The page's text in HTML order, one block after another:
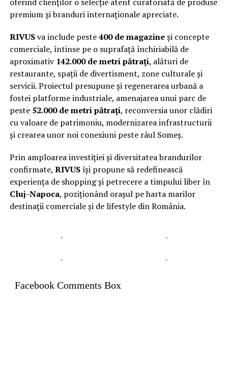
premium și branduri internaționale apreciate.
RIVUSva include peste400 de magazineși concepte
comerciale, întinse pe o suprafață închiriabilă de
aproximativ 142.000 de metri pătrați, alături de
restaurante, spații de divertisment, zone culturale și
servicii. Proiectul presupune și regenerarea urbană a
fostei platforme industriale, amenajarea unui parc de
peste 52.000 de metri pătrați, reconversia unor clădiri
cu valoare de patrimoniu, modernizarea infrastructurii
și crearea unor noi conexiuni peste râul Someș.
Prin amploarea investiției și diversitatea brandurilor
confirmate, RIVUSîși propune să redefinească
experiența de shopping și petrecere a timpului liber în
Cluj-Napoca, poziționând orașul pe harta marilor
destinații comerciale și de lifestyle din România.
Facebook Comments Box